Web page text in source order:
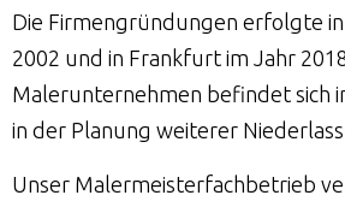
Die Firmengründungen erfolgte
2002 und in Frankfurt im Jahr
Malerunternehmen befindet sich
in der Planung weiterer
Unser Malermeisterfachbetrieb